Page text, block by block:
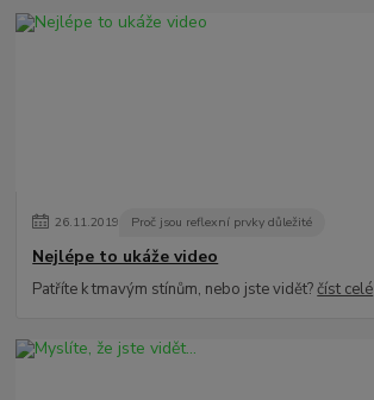
26.11.2019 Proč jsou reflexní prvky důležité
Nejlépe to ukáže video
Patříte k tmavým stínům, nebo jste vidět?číst celé